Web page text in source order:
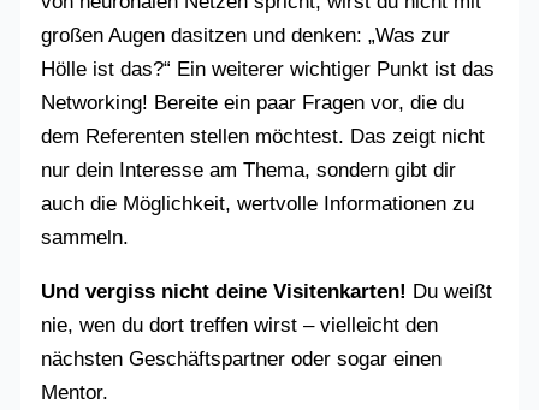
großen Augen dasitzen und denken: „Was zur
Hölle ist das?“ Ein weiterer wichtiger Punkt ist das
Networking! Bereite ein paar Fragen vor, die du
dem Referenten stellen möchtest. Das zeigt nicht
nur dein Interesse am Thema, sondern gibt dir
auch die Möglichkeit, wertvolle Informationen zu
sammeln.
Und vergiss nicht deine Visitenkarten! Du weißt
nie, wen du dort treffen wirst – vielleicht den
nächsten Geschäftspartner oder sogar einen
Mentor.